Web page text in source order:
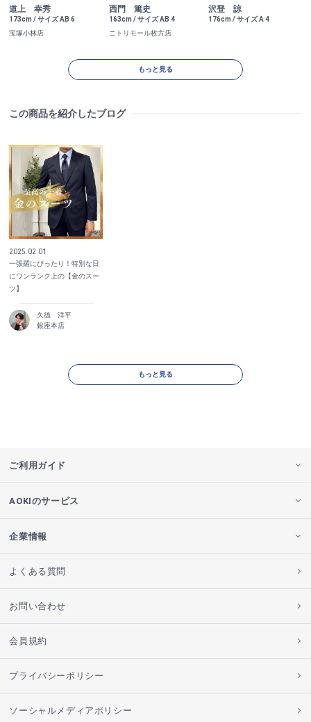
道上 幸秀
173cm / サイズ AB 6
宝塚小林店
西門 篤史
163cm / サイズ AB 4
ニトリモール枚方店
沢登 諒
176cm / サイズ A 4
もっと見る
この商品を紹介したブログ
2025.02.01
一張羅にぴったり！特別な日
にワンランク上の【金のスー
ツ】
久徳 洋平
銀座本店
もっと見る
ご利用ガイド
AOKIのサービス
企業情報
よくある質問
お問い合わせ
会員規約
プライバシーポリシー
ソーシャルメディアポリシー